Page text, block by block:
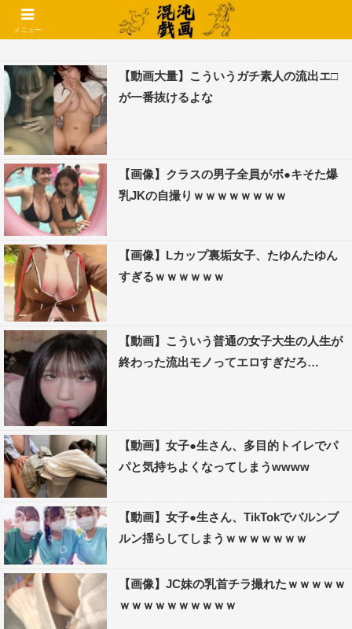
コメントでコテハン使えるようになりました🌱
【動画大量】こういうガチ素人の流出エ□
が一番抜けるよな
【画像】クラスの男子全員がボ●キそた爆
乳JKの自撮りｗｗｗｗｗｗｗｗ
【画像】Lカップ裏垢女子、たゆんたゆん
すぎるｗｗｗｗｗｗ
【動画】こういう普通の女子大生の人生が
終わった流出モノってエロすぎだろ…
【動画】女子●生さん、多目的トイレでパ
パと気持ちよくなってしまうwwww
【動画】女子●生さん、TikTokでバルンブ
ルン揺らしてしまうｗｗｗｗｗｗｗ
【画像】JC妹の乳首チラ撮れたｗｗｗｗｗ
ｗｗｗｗｗｗｗｗｗｗ
メニュー